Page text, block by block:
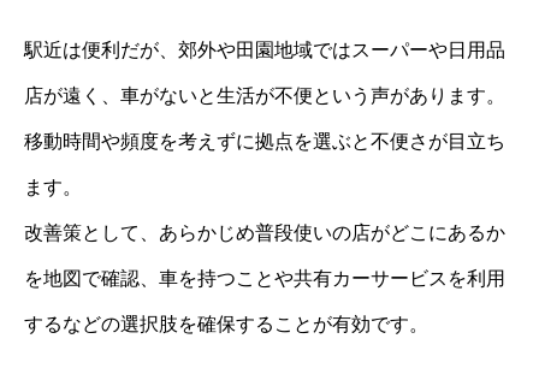
駅近は便利だが、郊外や田園地域ではスーパーや日用品
店が遠く、車がないと生活が不便という声があります。
移動時間や頻度を考えずに拠点を選ぶと不便さが目立ち
ます。
改善策として、あらかじめ普段使いの店がどこにあるか
を地図で確認、車を持つことや共有カーサービスを利用
するなどの選択肢を確保することが有効です。